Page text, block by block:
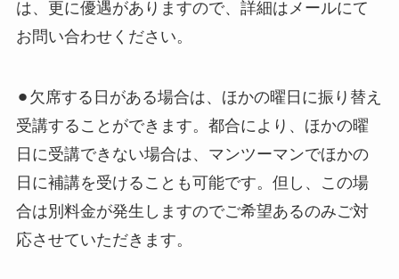
は、更に優遇がありますので、詳細はメールにて
お問い合わせください。
⚫︎欠席する日がある場合は、ほかの曜日に振り替え
受講することができます。都合により、ほかの曜
日に受講できない場合は、マンツーマンでほかの
日に補講を受けることも可能です。但し、この場
合は別料金が発生しますのでご希望あるのみご対
応させていただきます。